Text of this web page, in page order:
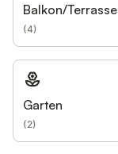
Balkon/Terrasse
(4)
Garten
(2)